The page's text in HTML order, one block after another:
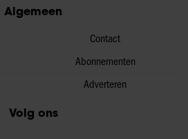
combineren met andere
uw gebruik van hun services. U
cookies als u onze website blijft
Algemeen
Contact
Abonnementen
Adverteren
Volg ons